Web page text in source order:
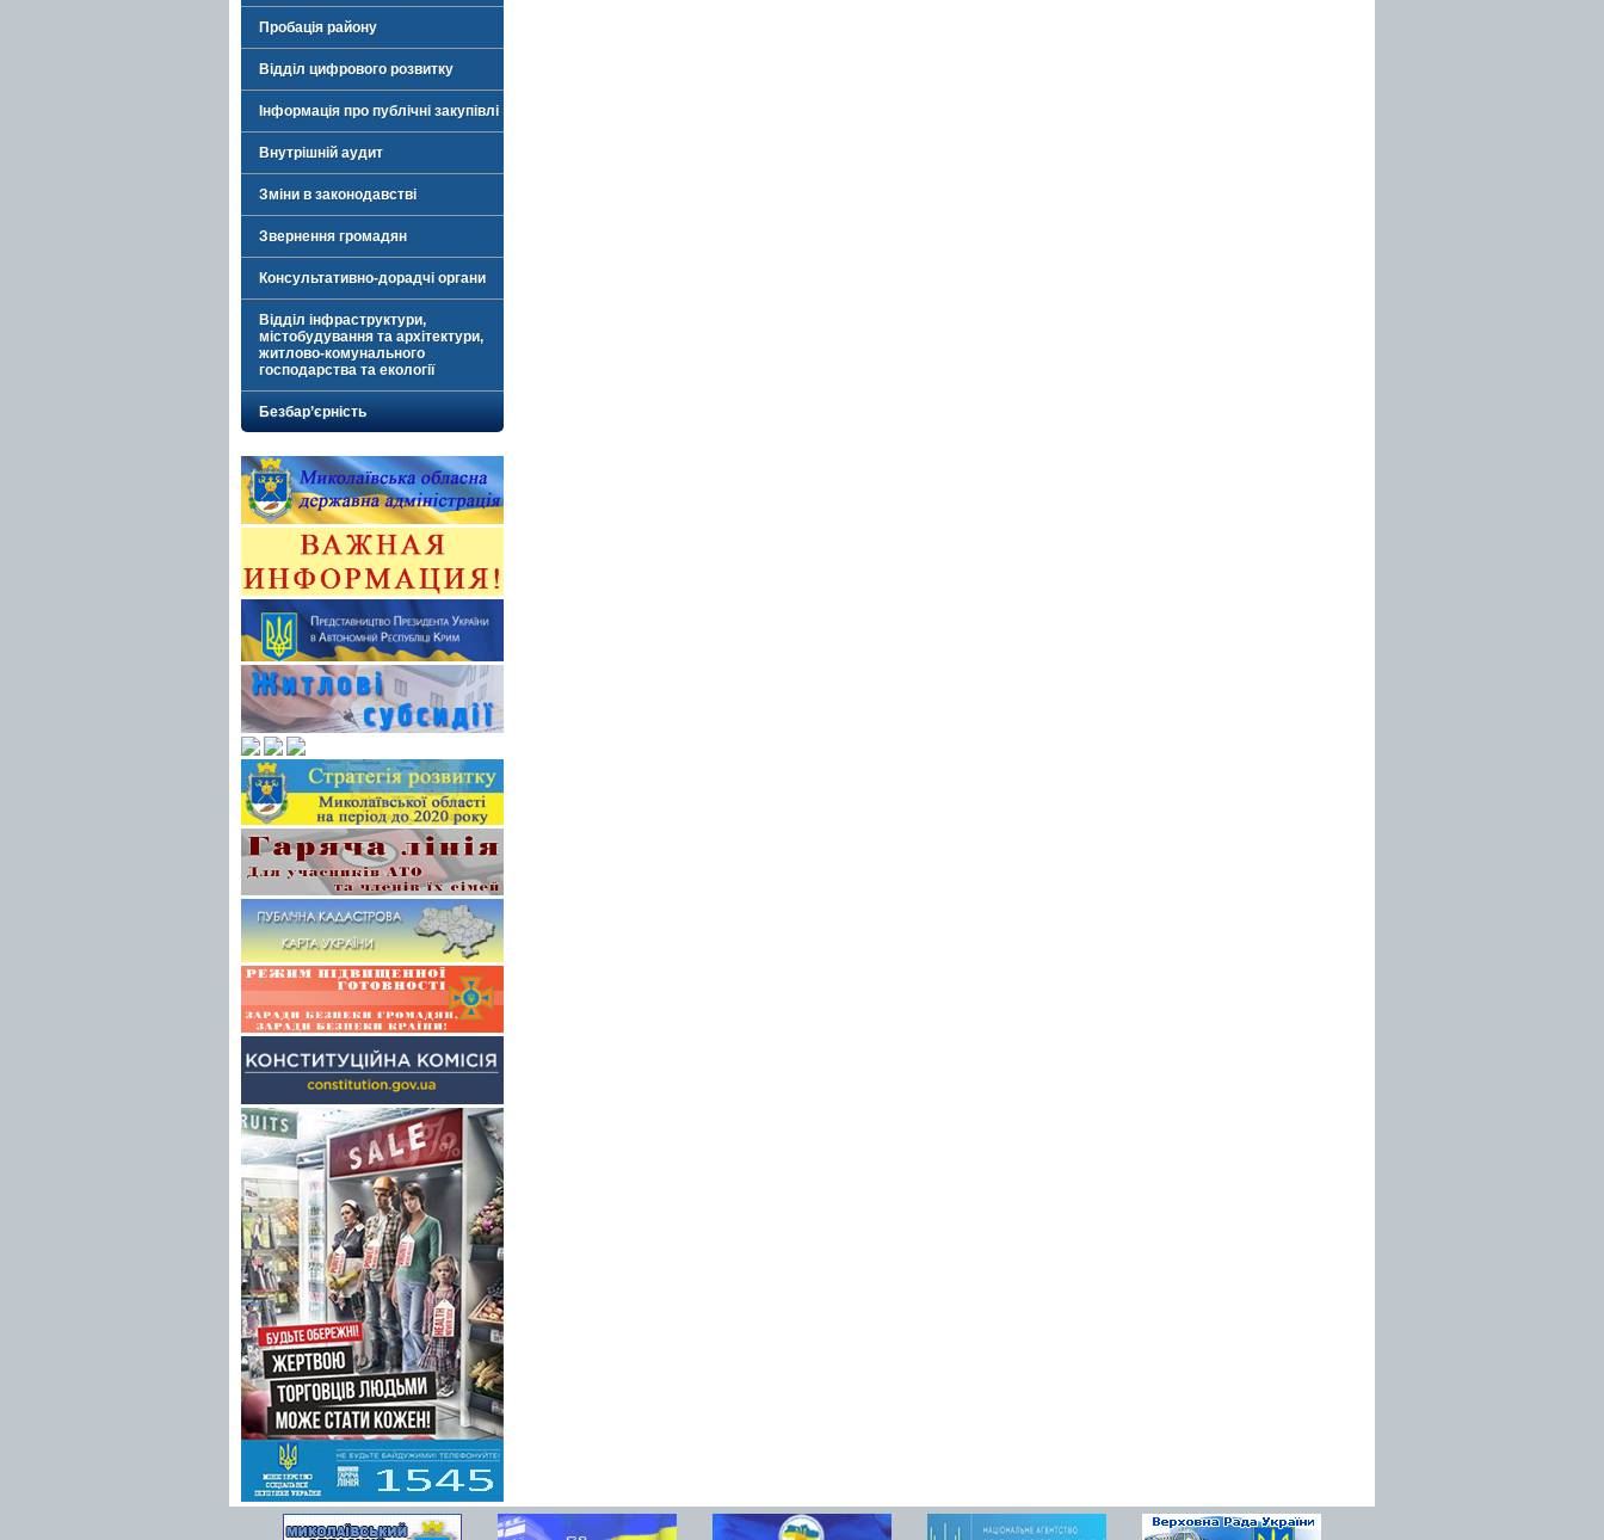
Пробація району
Відділ цифрового розвитку
Інформація про публічні закупівлі
Внутрішній аудит
Зміни в законодавстві
Звернення громадян
Консультативно-дорадчі органи
Відділ інфраструктури,
містобудування та архітектури,
житлово-комунального
господарства та екології
Безбар’єрність